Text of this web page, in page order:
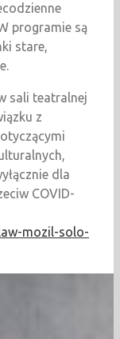
programie są
stare,
sali teatralnej
z
dla
COVID-
mozil-solo-